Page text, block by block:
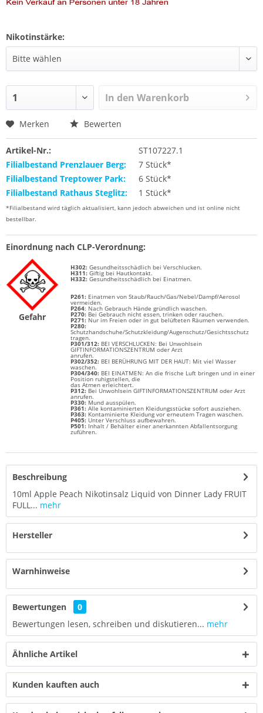
Nikotinstärke:
In den Warenkorb
Merken Bewerten
Artikel-Nr.:
ST107227.1
Filialbestand Prenzlauer Berg:
7 Stück*
Filialbestand Treptower Park:
6 Stück*
Filialbestand Rathaus Steglitz:
1 Stück*
*Filialbestand wird täglich aktualisiert, kann jedoch abweichen und ist online nicht
bestellbar.
Einordnung nach CLP-Verordnung:
Gefahr
H302: Gesundheitsschädlich bei Verschlucken.
H311: Giftig bei Hautkontakt.
H332: Gesundheitsschädlich bei Einatmen.
P261: Einatmen von Staub/Rauch/Gas/Nebel/Dampf/Aerosol
vermeiden.
P264: Nach Gebrauch Hände gründlich waschen.
P270: Bei Gebrauch nicht essen, trinken oder rauchen.
P271: Nur im Freien oder in gut belüfteten Räumen verwenden.
P280:
Schutzhandschuhe/Schutzkleidung/Augenschutz/Gesichtsschutz
tragen.
P301/312: BEI VERSCHLUCKEN: Bei Unwohlsein
GIFTINFORMATIONSZENTRUM oder Arzt
anrufen.
P302/352: BEI BERÜHRUNG MIT DER HAUT: Mit viel Wasser
waschen.
P304/340: BEI EINATMEN: An die frische Luft bringen und in einer
Position ruhigstellen, die
das Atmen erleichtert.
P312: Bei Unwohlsein GIFTINFORMATIONSZENTRUM oder Arzt
anrufen.
P330: Mund ausspülen.
P361: Alle kontaminierten Kleidungsstücke sofort ausziehen.
P363: Kontaminierte Kleidung vor erneutem Tragen waschen.
P405: Unter Verschluss aufbewahren.
P501: Inhalt / Behälter einer anerkannten Abfallentsorgung
zuführen.
Beschreibung
10ml Apple Peach Nikotinsalz Liquid von Dinner Lady FRUIT
FULL... mehr
Hersteller
Warnhinweise
Bewertungen
0
Bewertungen lesen, schreiben und diskutieren... mehr
Ähnliche Artikel
Kunden kauften auch